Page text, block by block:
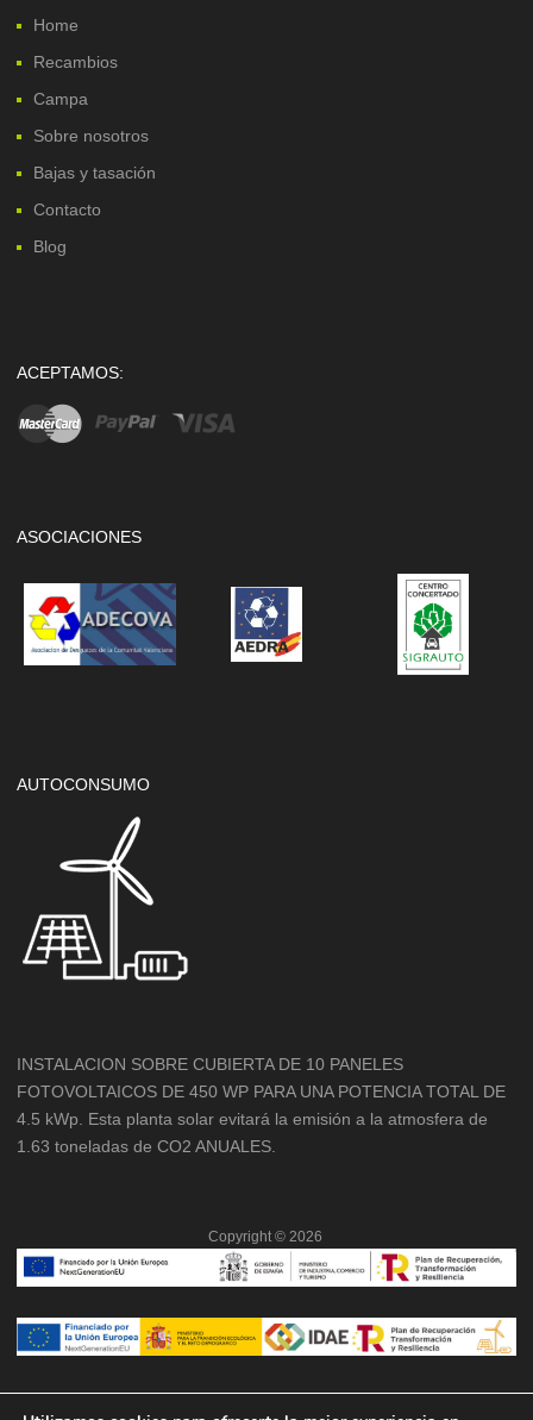
Home
Recambios
Campa
Sobre nosotros
Bajas y tasación
Contacto
Blog
ACEPTAMOS:
ASOCIACIONES
AUTOCONSUMO
INSTALACION SOBRE CUBIERTA DE 10 PANELES
FOTOVOLTAICOS DE 450 WP PARA UNA POTENCIA TOTAL DE
4.5 kWp. Esta planta solar evitará la emisión a la atmosfera de
1.63 toneladas de CO2 ANUALES.
Copyright © 2026